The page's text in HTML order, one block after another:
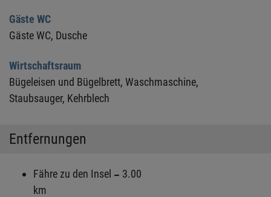
Gäste WC
Gäste WC, Dusche
Wirtschaftsraum
Bügeleisen und Bügelbrett, Waschmaschine,
Staubsauger, Kehrblech
Entfernungen
Fähre zu den Insel
3.00
km